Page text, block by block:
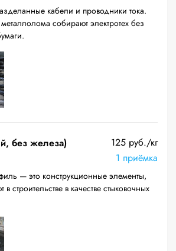
кабели и проводники тока.
собирают электротех без
без железа)
125 руб./кг
1 приёмка
— это конструкционные элементы,
строительстве в качестве стыковочных